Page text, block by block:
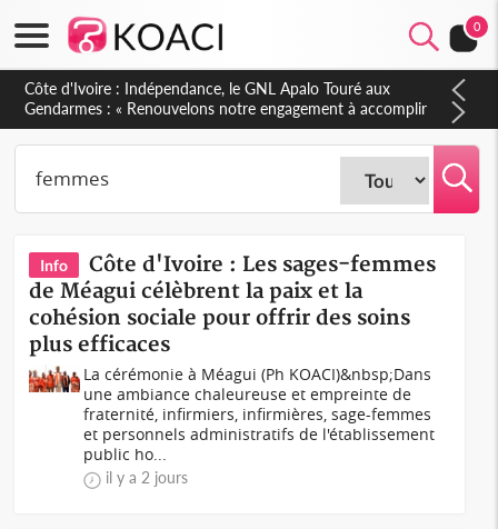
0
Sierra Leone : Un projet de réforme constitutionnelle en
gestation, points clés des amendements, un exclu d'avance
Info
Côte d'Ivoire : Les sages-femmes
de Méagui célèbrent la paix et la
cohésion sociale pour offrir des soins
plus efficaces
La cérémonie à Méagui (Ph KOACI)&nbsp;Dans
une ambiance chaleureuse et empreinte de
fraternité, infirmiers, infirmières, sage-femmes
et personnels administratifs de l'établissement
public ho...
il y a 2 jours